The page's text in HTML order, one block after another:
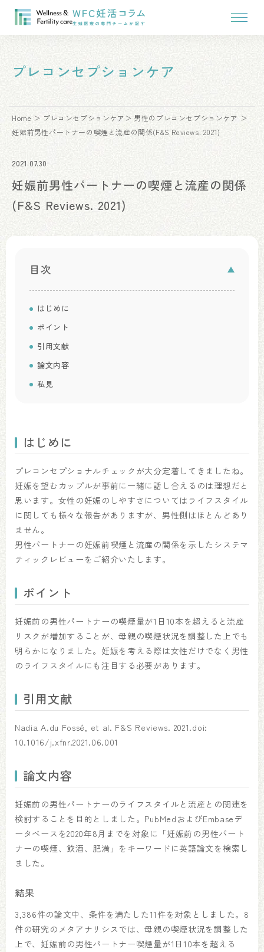
プレコンセプションケア
Home プレコンセプションケア
男性のプレコンセプションケア
妊娠前男性パートナーの喫煙と流産の関係(F&S Reviews. 2021)
2021.07.30
妊娠前男性パートナーの喫煙と流産の関係
(F&S Reviews. 2021)
目次
はじめに
ポイント
引用文献
論文内容
私見
はじめに
プレコンセプショナルチェックが大分定着してきましたね。
妊娠を望むカップルが事前に一緒に話し合えるのは理想だと
思います。女性の妊娠のしやすさについてはライフスタイル
に関しても様々な報告がありますが、男性側はほとんどあり
ません。
男性パートナーの妊娠前喫煙と流産の関係を示したシステマ
ティックレビューをご紹介いたします。
ポイント
妊娠前の男性パートナーの喫煙量が1日10本を超えると流産
リスクが増加することが、母親の喫煙状況を調整した上でも
明らかになりました。妊娠を考える際は女性だけでなく男性
のライフスタイルにも注目する必要があります。
引用文献
Nadia A.du Fossé, et al. F&S Reviews. 2021.doi:
10.1016/j.xfnr.2021.06.001
論文内容
妊娠前の男性パートナーのライフスタイルと流産との関連を
検討することを目的としました。PubMedおよびEmbaseデ
ータベースを2020年8月までを対象に「妊娠前の男性パート
ナーの喫煙、飲酒、肥満」をキーワードに英語論文を検索し
ました。
結果
3,386件の論文中、条件を満たした11件を対象としました。8
件の研究のメタアナリシスでは、母親の喫煙状況を調整した
上で、妊娠前の男性パートナー喫煙量が1日10本を超える